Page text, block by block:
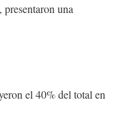
una
el 40% del total en